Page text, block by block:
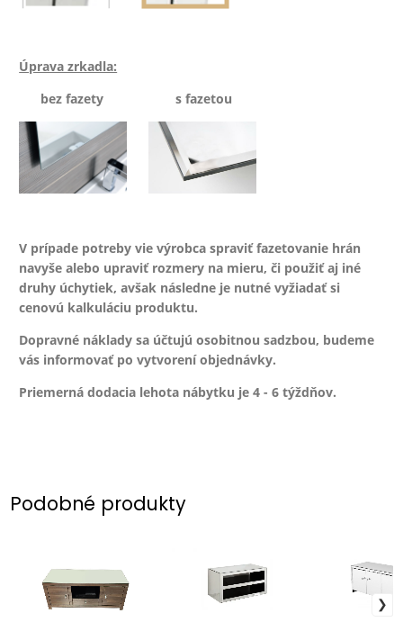
Úprava zrkadla:
bez fazety s fazetou
V prípade potreby vie výrobca spraviť fazetovanie hrán
navyše alebo upraviť rozmery na mieru, či použiť aj iné
druhy úchytiek, avšak následne je nutné vyžiadať si
cenovú kalkuláciu produktu.
Dopravné náklady sa účtujú osobitnou sadzbou, budeme
vás informovať po vytvorení objednávky.
Priemerná dodacia lehota nábytku je 4 - 6 týždňov.
Podobné produkty